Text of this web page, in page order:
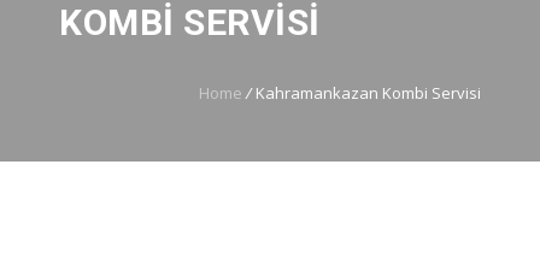
KOMBI SERVISI
Home / Kahramankazan Kombi Servisi